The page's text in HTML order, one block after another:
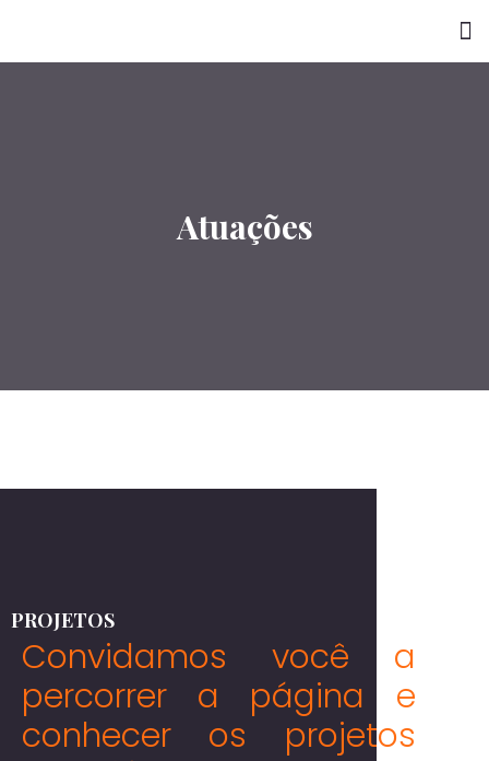
Atuações
PROJETOS
Convidamos você a
percorrer a página e
conhecer os projetos